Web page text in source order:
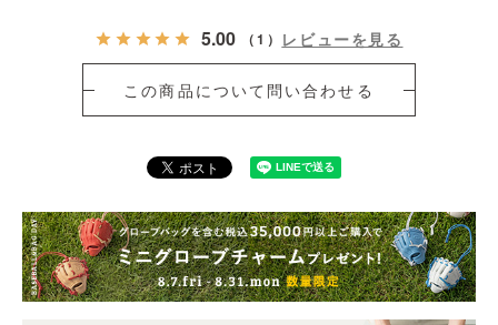
5.00 （1 ） レビューを見る
この商品について問い合わせる